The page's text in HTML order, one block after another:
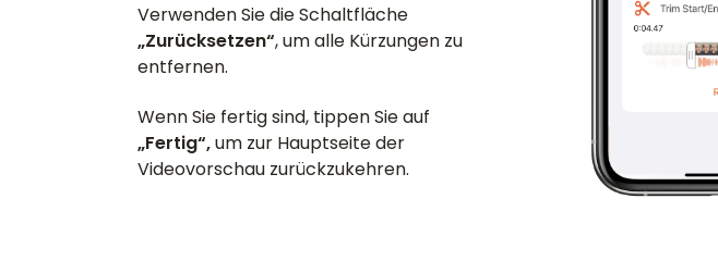
Verwenden Sie die Schaltfläche
„Zurücksetzen“, um alle Kürzungen zu
entfernen.
Wenn Sie fertig sind, tippen Sie auf
„Fertig“,um zur Hauptseite der
Videovorschau zurückzukehren.